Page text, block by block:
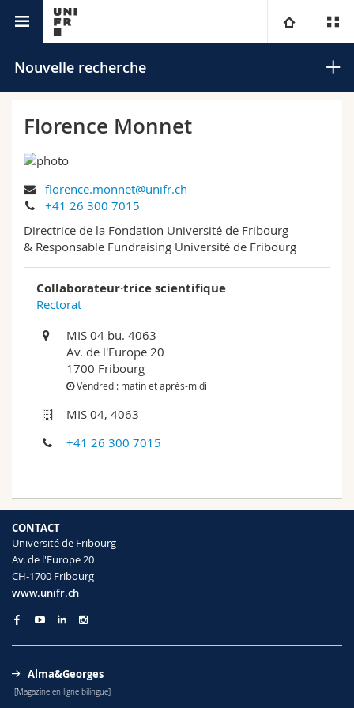
Université
Campus
Recherche
Université
Droit
Sciences économiques et sociales et management
Sciences et médecine
Interfacultaire
Vous êtes
Futurs étudiants
Etudiants
Médias
Collaborateurs
Doctorants
Ressources
Annuaire du personnel
Plan d'accès
Webmail
Programme des cours
MyUnifr
Nouvelle recherche
Rechercher
Recherche avancée
Florence Monnet
florence.monnet@unifr.ch
+41 26 300 7015
Directrice de la Fondation Université de Fribourg
& Responsable Fundraising Université de Fribourg
Collaborateur·trice scientifique
Rectorat
MIS 04 bu. 4063
Av. de l'Europe 20
1700 Fribourg
Vendredi: matin et après-midi
MIS 04, 4063
+41 26 300 7015
CONTACT
Université de Fribourg
Av. de l'Europe 20
CH-1700 Fribourg
www.unifr.ch
Alma&Georges
[Magazine en ligne bilingue]